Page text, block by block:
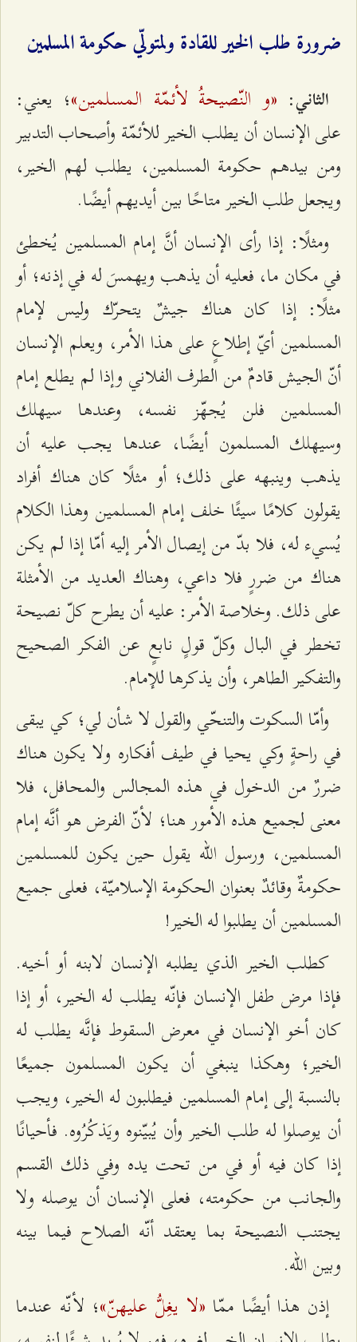
ضرورة طلب الخير للقادة ولمتولّي حكومة المسلمين
الثاني: «و النّصيحةُ لأئمّة المسلمين»؛ يعني:
على الإنسان أن يطلب الخير للأئمّة وأصحاب التدبير
ومن بيدهم حكومة المسلمين، يطلب لهم الخير،
ويجعل طلب الخير متاحًا بين أيديهم أيضًا.
ومثلًا: إذا رأى الإنسان أنَّ إمام المسلمين يُخطئ
في مكان ما، فعليه أن يذهب ويهمسَ له في إذنه؛ أو
مثلًا: إذا كان هناك جيشٌ يتحرّك وليس لإمام
المسلمين أيّ إطلاعٍ على هذا الأمر، ويعلم الإنسان
أنّ الجيش قادمٌ من الطرف الفلاني وإذا لم يطلع إمام
المسلمين فلن يُجهّز نفسه، وعندها سيهلك
وسيهلك المسلمون أيضًا، عندها يجب عليه أن
يذهب وينبهه على ذلك؛ أو مثلًا كان هناك أفراد
يقولون كلامًا سيئًا خلف إمام المسلمين وهذا الكلام
يُسيء له، فلا بدّ من إيصال الأمر إليه أمّا إذا لم يكن
هناك من ضررٍ فلا داعي، وهناك العديد من الأمثلة
على ذلك. وخلاصة الأمر: عليه أن يطرح كلّ نصيحة
تخطر في البال وكلّ قولٍ نابعٍ عن الفكر الصحيح
والتفكير الطاهر، وأن يذكرها للإمام.
وأمّا السكوت والتنحّي والقول لا شأن لي؛ كي يبقى
في راحةٍ وكي يحيا في طيف أفكاره ولا يكون هناك
ضررٌ من الدخول في هذه المجالس والمحافل، فلا
معنى لجميع هذه الأمور هنا؛ لأنّ الفرض هو أنَّه إمام
المسلمين، ورسول الله يقول حين يكون للمسلمين
حكومةٌ وقائدٌ بعنوان الحكومة الإسلاميّة، فعلى جميع
المسلمين أن يطلبوا له الخير!
كطلب الخير الذي يطلبه الإنسان لابنه أو أخيه.
فإذا مرض طفل الإنسان فإنّه يطلب له الخير، أو إذا
كان أخو الإنسان في معرض السقوط فإنَّه يطلب له
الخير؛ وهكذا ينبغي أن يكون المسلمون جميعًا
بالنسبة إلى إمام المسلمين فيطلبون له الخير، ويجب
أن يوصلوا له طلب الخير وأن يُبيّنوه ويَذكُرُوه. فأحيانًا
إذا كان فيه أو في من تحت يده وفي ذلك القسم
والجانب من حكومته، فعلى الإنسان أن يوصله ولا
يجتنب النصيحة بما يعتقد أنّه الصلاح فيما بينه
وبين الله.
إذن هذا أيضًا ممّا «لا یغِلُّ علیهنّ»؛ لأنّه عندما